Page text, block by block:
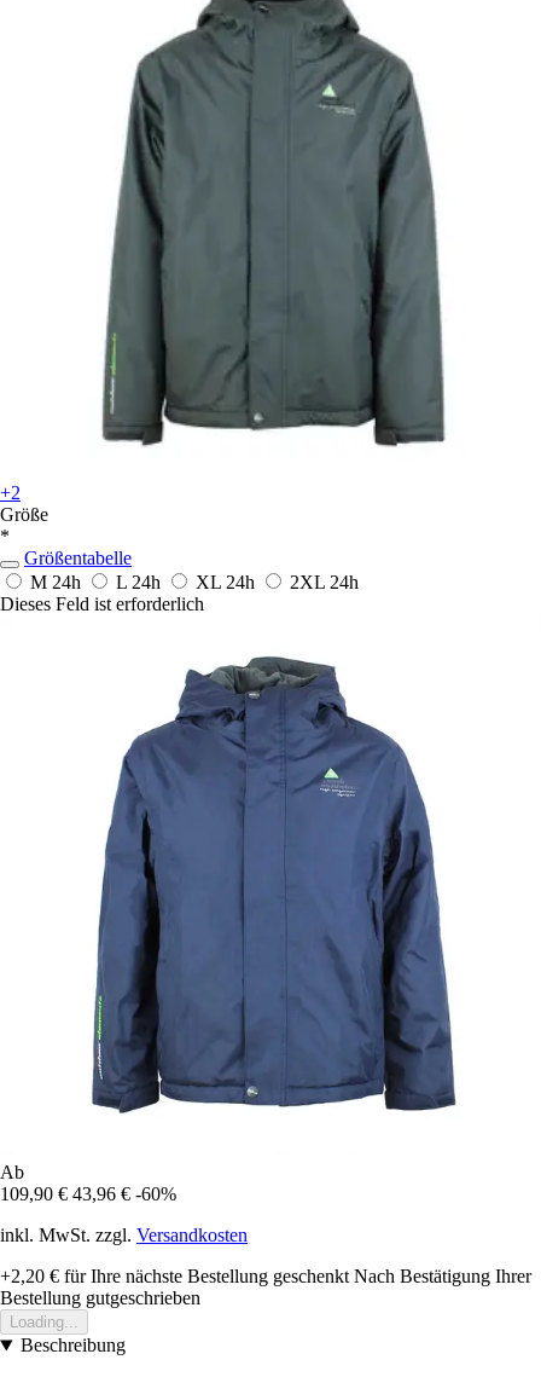
+2
Größe
*
Größentabelle
M 24h L 24h XL 24h 2XL 24h
Dieses Feld ist erforderlich
Ab
109,90 € 43,96 € -60%
inkl. MwSt. zzgl. Versandkosten
+2,20 € für Ihre nächste Bestellung geschenkt Nach Bestätigung Ihrer
Bestellung gutgeschrieben
Loading...
Beschreibung